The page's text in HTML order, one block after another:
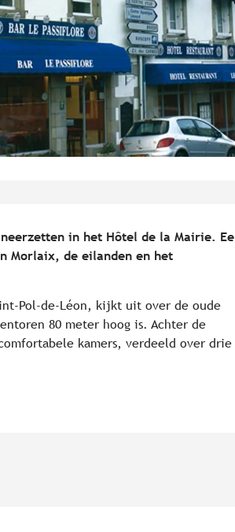
in het Hôtel de la Mairie.
Morlaix, de eilanden en het
Pol-de-Léon, kijkt uit over de oude
80 meter hoog is. Achter de
kamers, verdeeld over drie